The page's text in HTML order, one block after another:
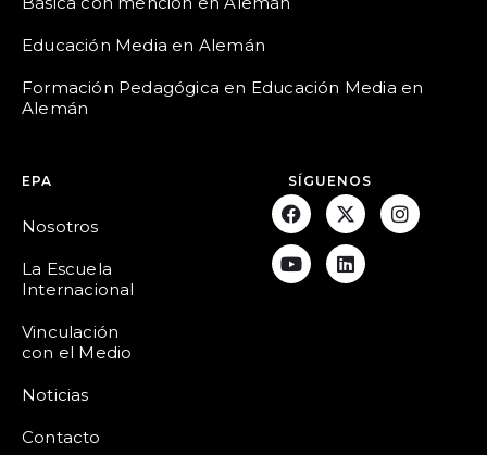
Educación Media en Alemán
Formación Pedagógica en Educación Media en
Alemán
EPA
Nosotros
La Escuela
Internacional
Vinculación
con el Medio
Noticias
Contacto
SÍGUENOS